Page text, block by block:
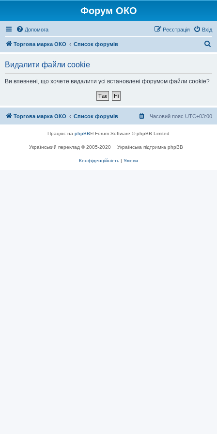
Форум ОКО
Допомога Вхід
Реєстрація
Торгова марка ОКО Список форумів
Видалити файли cookie
Ви впевнені, що хочете видалити усі встановлені форумом файли cookie?
Торгова марка ОКО Список форумів Часовий пояс UTC+03:00
Працює на phpBB® Forum Software © phpBB Limited
Український переклад © 2005-2020 Українська підтримка phpBB
Конфіденційність | Умови